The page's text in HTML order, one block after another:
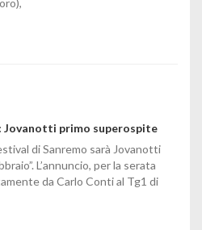
Jovanotti primo superospite
di Sanremo sarà Jovanotti
L’annuncio, per la serata
da Carlo Conti al Tg1 di